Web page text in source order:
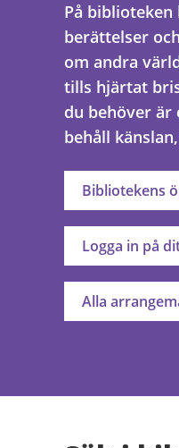
På
berättelser
om andra
tills hjärtat
du behöver är
behåll
Bibliotekens
Logga in på
Alla